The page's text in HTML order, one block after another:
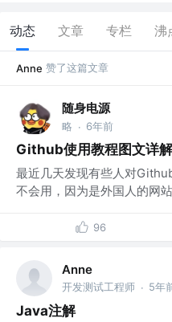
动态 文章 专栏 沸
Anne 赞了这篇文章
随身电源
略 · 6年前
Github使用教程图文详解
最近几天发现有些人对
不会用，因为是外国人的网
96
Anne
开发测试工程师 · 5年
Java注解